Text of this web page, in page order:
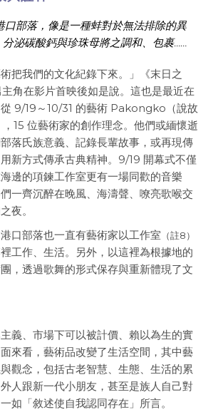
口部落，像是一種蚌對於無法排除的異
分泌碳酸鈣與珍珠母將之調和、包裹……
術把我們的文化紀錄下來。」《末日之
主角在影片首映後如是說。這也是最近在
9/19～10/31 的藝術 Pakongko（說故
，15 位藝術家的創作理念。他們或緬懷逝
落氏族意義、記錄長輩故事，或再現傳
新方式傳承古典精神。9/19 開幕式不僅
邊的項鍊工作室更有一場同歡的音樂
一齊沉醉在晚風、海濤聲、嘹亮歌喉交
夜。
口部落也一直有藝術家以工作室 （註8）
工作、生活。另外，以這裡為根據地的
，透過歌舞的形式保存與重新體現了文
義、市場下可以被計價、賴以為生的實
來看，藝術品改變了生活空間，其中藝
觀念，包括古老智慧、生態、生活的累
人跟新一代小朋友，甚至是族人自己對
如「敘述使自我認同存在」所言。